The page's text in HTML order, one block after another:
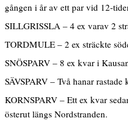
gången i år av ett par vid 12-
SILLGRISSLA – 4 ex varav 2
TORDMULE – 2 ex sträckte
SNÖSPARV – 8 ex kvar i
SÄVSPARV – Två hanar
KORNSPARV – Ett ex kvar
österut längs Nordstranden.